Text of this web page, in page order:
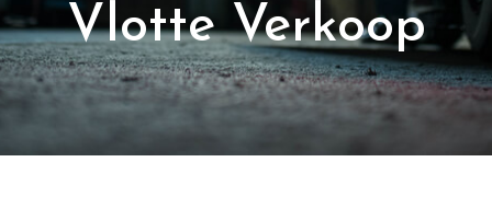
Vlotte Verkoop